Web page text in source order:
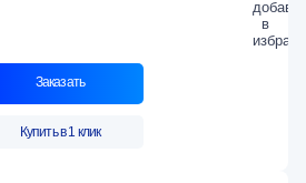
Заказать
Купить в 1 клик